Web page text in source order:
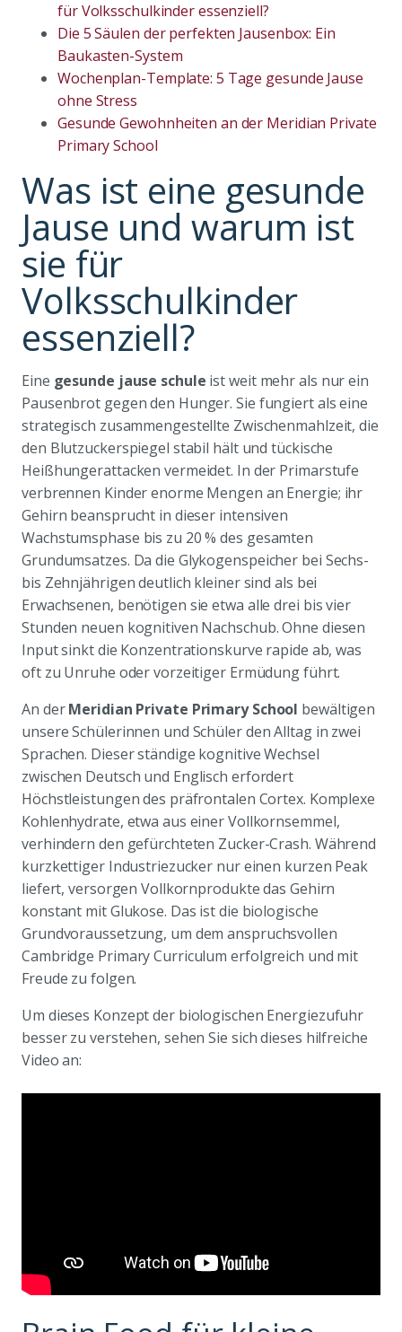
für Volksschulkinder essenziell?
Die 5 Säulen der perfekten Jausenbox: Ein
Baukasten-System
Wochenplan-Template: 5 Tage gesunde Jause
ohne Stress
Gesunde Gewohnheiten an der Meridian Private
Primary School
Was ist eine gesunde
Jause und warum ist
sie für
Volksschulkinder
essenziell?
Eine gesunde jause schule ist weit mehr als nur ein
Pausenbrot gegen den Hunger. Sie fungiert als eine
strategisch zusammengestellte Zwischenmahlzeit, die
den Blutzuckerspiegel stabil hält und tückische
Heißhungerattacken vermeidet. In der Primarstufe
verbrennen Kinder enorme Mengen an Energie; ihr
Gehirn beansprucht in dieser intensiven
Wachstumsphase bis zu 20 % des gesamten
Grundumsatzes. Da die Glykogenspeicher bei Sechs-
bis Zehnjährigen deutlich kleiner sind als bei
Erwachsenen, benötigen sie etwa alle drei bis vier
Stunden neuen kognitiven Nachschub. Ohne diesen
Input sinkt die Konzentrationskurve rapide ab, was
oft zu Unruhe oder vorzeitiger Ermüdung führt.
An derMeridian Private Primary School bewältigen
unsere Schülerinnen und Schüler den Alltag in zwei
Sprachen. Dieser ständige kognitive Wechsel
zwischen Deutsch und Englisch erfordert
Höchstleistungen des präfrontalen Cortex. Komplexe
Kohlenhydrate, etwa aus einer Vollkornsemmel,
verhindern den gefürchteten Zucker-Crash. Während
kurzkettiger Industriezucker nur einen kurzen Peak
liefert, versorgen Vollkornprodukte das Gehirn
konstant mit Glukose. Das ist die biologische
Grundvoraussetzung, um dem anspruchsvollen
Cambridge Primary Curriculum erfolgreich und mit
Freude zu folgen.
Um dieses Konzept der biologischen Energiezufuhr
besser zu verstehen, sehen Sie sich dieses hilfreiche
Video an: